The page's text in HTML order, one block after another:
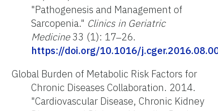
"Pathogenesis and Management of
Sarcopenia." Clinics in Geriatric
Medicine33 (1): 17‒26.
https://doi.org/10.1016/
Global Burden of Metabolic Risk Factors for
Chronic Diseases Collaboration. 2014.
"Cardiovascular Disease, Chronic Kidney